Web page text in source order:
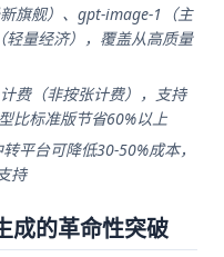
旗舰）、gpt-image-1（主
量经济），覆盖从高质量
费（非按张计费），支持
比标准版节省60%以上
平台可降低30-50%成本，
持
成的革命性突破